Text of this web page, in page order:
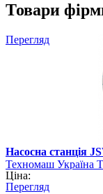
Товари
Перегляд
Насосна станція
Техномаш Україна
Ціна:
Перегляд